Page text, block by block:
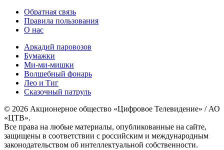
Обратная связь
Правила пользования
О нас
Аркадий паровозов
Бумажки
Ми-ми-мишки
Волшебный фонарь
Лео и Тиг
Сказочный патруль
© 2026 Акционерное общество «Цифровое Телевидение» / АО
«ЦТВ».
Все права на любые материалы, опубликованные на сайте,
защищены в соответствии с российским и международным
законодательством об интеллектуальной собственности.